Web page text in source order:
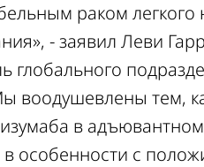
раком легкого
- заявил Леви
глобального
воодушевлены тем,
в
особенности с